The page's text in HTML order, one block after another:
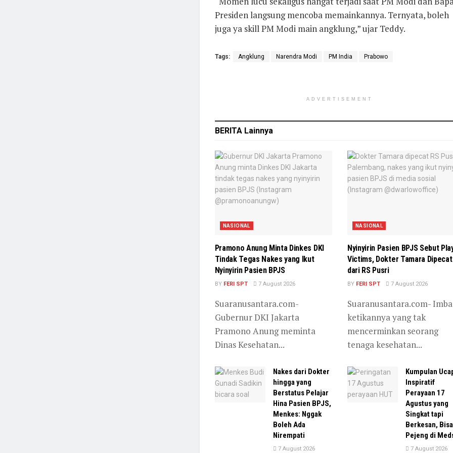
Presiden langsung mencoba memainkannya. Ternyata, boleh
juga ya skill PM Modi main angklung,” ujar Teddy.
Tags: Angklung Narendra Modi PM India Prabowo
ADVERTISEMENT
BERITA Lainnya
NASIONAL
Pramono Anung Minta Dinkes DKI
Tindak Tegas Nakes yang Ikut
Nyinyirin Pasien BPJS
BY FERI SPT 7 August 2026
Suaranusantara.com-
Gubernur DKI Jakarta
Pramono Anung meminta
Dinas Kesehatan...
NASIONAL
Nyinyirin Pasien BPJS Sebut
Victims, Dokter Tamara Dipecat
dari RS Pusri
BY FERI SPT 7 August 2026
Suaranusantara.com-
ketikannya yang tak
mencerminkan seorang
tenaga kesehatan...
Nakes dari Dokter
hingga yang
Berstatus Pelajar
Hina Pasien BPJS,
Menkes: Nggak
Boleh Ada
Nirempati
7 August 2026
Kumpulan
Inspiratif
Perayaan 17
Agustus yang
Singkat tapi
Berkesan, Bisa
Pejeng di
7 August 2026